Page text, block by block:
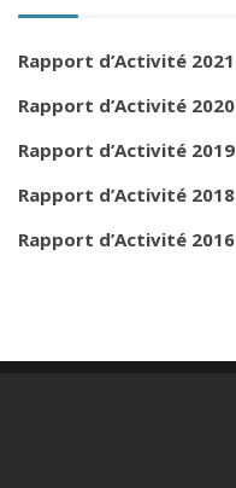
Rapport d’Activité 2021
Rapport d’Activité 2020
Rapport d’Activité 2019
Rapport d’Activité 2018
Rapport d’Activité 2016